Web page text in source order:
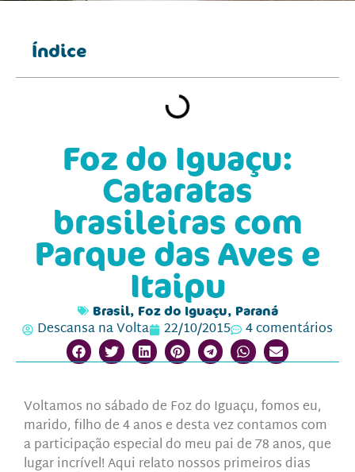
Foz do Iguaçu:
Cataratas
brasileiras com
Parque das Aves e
Itaipu
Brasil, Foz do Iguaçu, Paraná
Descansa na Volta 22/10/2015 4 comentários
Índice
Voltamos no sábado de Foz do Iguaçu, fomos eu,
marido, filho de 4 anos e desta vez contamos com
a participação especial do meu pai de 78 anos, que
lugar incrível! Aqui relato nossos primeiros dias